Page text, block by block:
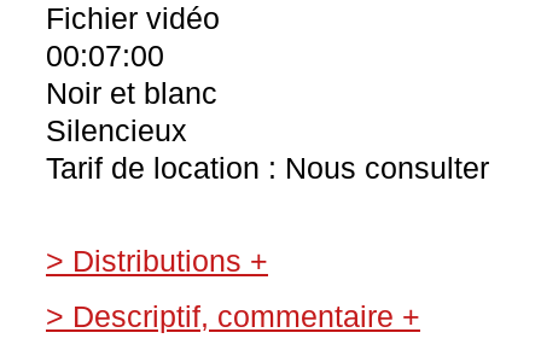
Fichier vidéo
00:07:00
Noir et blanc
Silencieux
Tarif de location : Nous consulter
> Distributions +
> Descriptif, commentaire +